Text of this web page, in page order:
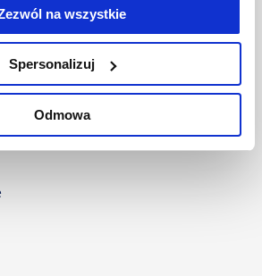
na wszystkie
Spersonalizuj
Odmowa